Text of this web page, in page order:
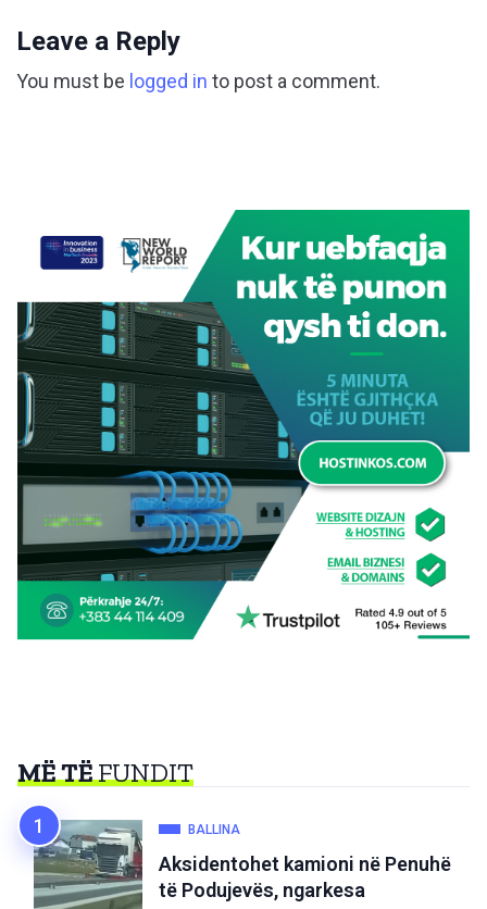
Leave a Reply
You must be logged in to post a comment.
MË TËFUNDIT
BALLINA
Aksidentohet kamioni në Penuhë
të Podujevës, ngarkesa